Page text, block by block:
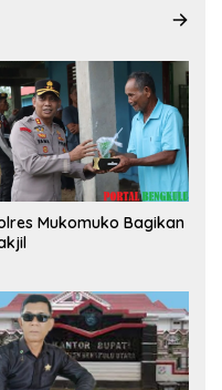
Mukomuko Bagikan